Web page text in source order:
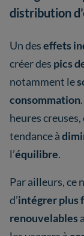
distribution
Un deseffets
créer des pics
notamment le
consommation
heures creuses,
tendance à
l’équilibre.
Par ailleurs, ce
d’intégrer plus
renouvelables